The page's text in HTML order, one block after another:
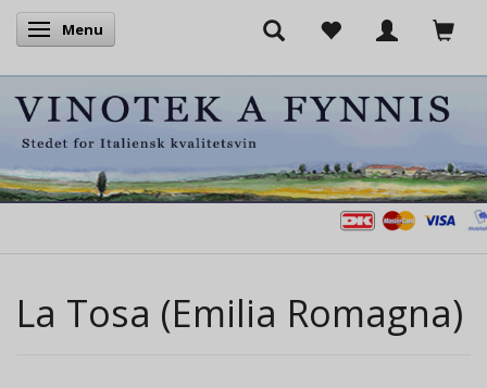
Skifte navigation
Menu
La Tosa (Emilia Romagna)